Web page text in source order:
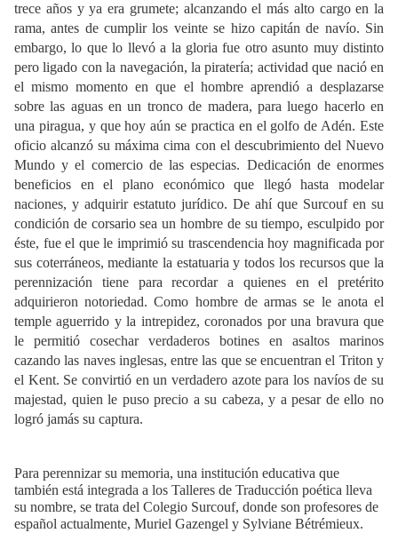
trece años y ya era grumete; alcanzando el más alto cargo en la
rama, antes de cumplir los veinte se hizo capitán de navío. Sin
embargo, lo que lo llevó a la gloria fue otro asunto muy distinto
pero ligado con la navegación, la piratería; actividad que nació en
el mismo momento en que el hombre aprendió a desplazarse
sobre las aguas en un tronco de madera, para luego hacerlo en
una piragua, y que hoy aún se practica en el golfo de Adén. Este
oficio alcanzó su máxima cima con el descubrimiento del Nuevo
Mundo y el comercio de las especias. Dedicación de enormes
beneficios en el plano económico que llegó hasta modelar
naciones, y adquirir estatuto jurídico. De ahí que Surcouf en su
condición de corsario sea un hombre de su tiempo, esculpido por
éste, fue el que le imprimió su trascendencia hoy magnificada por
sus coterráneos, mediante la estatuaria y todos los recursos que la
perennización tiene para recordar a quienes en el pretérito
adquirieron notoriedad. Como hombre de armas se le anota el
temple aguerrido y la intrepidez, coronados por una bravura que
le permitió cosechar verdaderos botines en asaltos marinos
cazando las naves inglesas, entre las que se encuentran el Triton y
el Kent. Se convirtió en un verdadero azote para los navíos de su
majestad, quien le puso precio a su cabeza, y a pesar de ello no
logró jamás su captura.
Para perennizar su memoria, una institución educativa que
también está integrada a los Talleres de Traducción poética lleva
su nombre, se trata del Colegio Surcouf, donde son profesores de
español actualmente, Muriel Gazengel y Sylviane Bétrémieux.